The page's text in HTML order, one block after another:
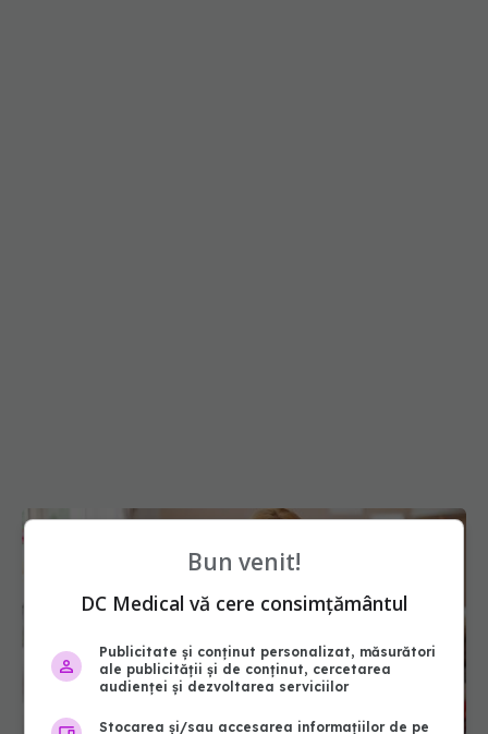
Bun venit!
DC Medical vă cere consimțământul
Publicitate și conținut personalizat, măsurători
ale publicității și de conținut, cercetarea
audienței și dezvoltarea serviciilor
Stocarea și/sau accesarea informațiilor de pe